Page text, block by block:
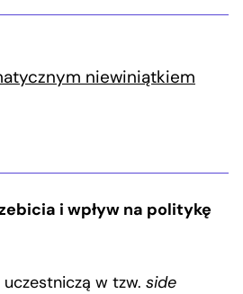
niewiniątkiem
i wpływ na politykę
w tzw. side